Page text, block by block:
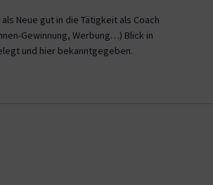
Neue gut in die Tätigkeit als Coach
Gewinnung, Werbung…) Blick in
und hier bekanntgegeben.